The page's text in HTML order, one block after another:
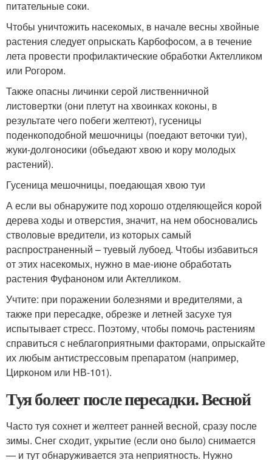
питательные соки.
Чтобы уничтожить насекомых, в начале весны хвойные
растения следует опрыскать Карбофосом, а в течение
лета провести профилактические обработки Актелликом
или Рогором.
Также опасны личинки серой лиственничной
листовертки (они плетут на хвоинках коконы, в
результате чего побеги желтеют), гусеницы
поденкоподобной мешочницы (поедают веточки туи),
жуки-долгоносики (объедают хвою и кору молодых
растений).
Гусеница мешочницы, поедающая хвою туи
А если вы обнаружите под хорошо отделяющейся корой
дерева ходы и отверстия, значит, на нем обосновались
стволовые вредители, из которых самый
распространенный – туевый лубоед. Чтобы избавиться
от этих насекомых, нужно в мае-июне обработать
растения Фуфаноном или Актелликом.
Учтите: при поражении болезнями и вредителями, а
также при пересадке, обрезке и летней засухе туя
испытывает стресс. Поэтому, чтобы помочь растениям
справиться с неблагоприятными факторами, опрыскайте
их любым антистрессовым препаратом (например,
Цирконом или НВ-101).
Туя болеет после пересадки. Весной
Часто туя сохнет и желтеет ранней весной, сразу после
зимы. Снег сходит, укрытие (если оно было) снимается
— и тут обнаруживается эта неприятность. Нужно